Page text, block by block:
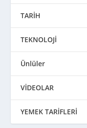
TARİH
TEKNOLOJİ
Ünlüler
VİDEOLAR
YEMEK TARİFLERİ